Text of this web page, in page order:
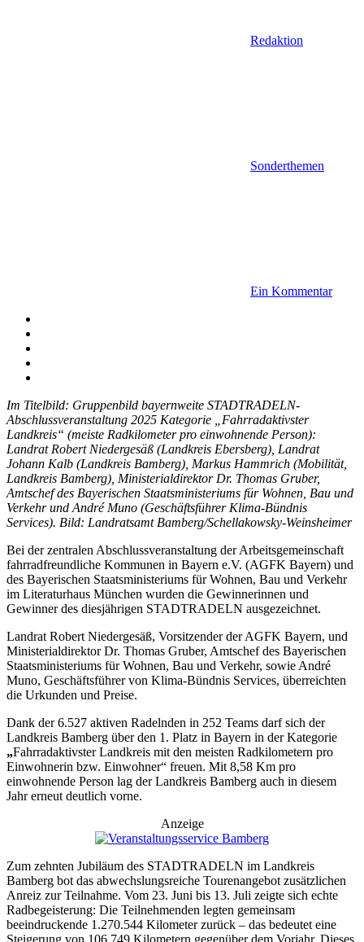
Redaktion
Sonderthemen
Ein Kommentar
Im Titelbild: Gruppenbild bayernweite STADTRADELN-
Abschlussveranstaltung 2025 Kategorie „Fahrradaktivster
Landkreis“ (meiste Radkilometer pro einwohnende Person):
Landrat Robert Niedergesäß (Landkreis Ebersberg), Landrat
Johann Kalb (Landkreis Bamberg), Markus Hammrich (Mobilität,
Landkreis Bamberg), Ministerialdirektor Dr. Thomas Gruber,
Amtschef des Bayerischen Staatsministeriums für Wohnen, Bau und
Verkehr und André Muno (Geschäftsführer Klima-Bündnis
Services). Bild: Landratsamt Bamberg/Schellakowsky-Weinsheimer
Bei der zentralen Abschlussveranstaltung der Arbeitsgemeinschaft
fahrradfreundliche Kommunen in Bayern e.V. (AGFK Bayern) und
des Bayerischen Staatsministeriums für Wohnen, Bau und Verkehr
im Literaturhaus München wurden die Gewinnerinnen und
Gewinner des diesjährigen STADTRADELN ausgezeichnet.
Landrat Robert Niedergesäß, Vorsitzender der AGFK Bayern, und
Ministerialdirektor Dr. Thomas Gruber, Amtschef des Bayerischen
Staatsministeriums für Wohnen, Bau und Verkehr, sowie André
Muno, Geschäftsführer von Klima-Bündnis Services, überreichten
die Urkunden und Preise.
Dank der 6.527 aktiven Radelnden in 252 Teams darf sich der
Landkreis Bamberg über den 1. Platz in Bayern in der Kategorie
„Fahrradaktivster Landkreis mit den meisten Radkilometern pro
Einwohnerin bzw. Einwohner“ freuen. Mit 8,58 Km pro
einwohnende Person lag der Landkreis Bamberg auch in diesem
Jahr erneut deutlich vorne.
Anzeige
Zum zehnten Jubiläum des STADTRADELN im Landkreis
Bamberg bot das abwechslungsreiche Tourenangebot zusätzlichen
Anreiz zur Teilnahme. Vom 23. Juni bis 13. Juli zeigte sich echte
Radbegeisterung: Die Teilnehmenden legten gemeinsam
beeindruckende 1.270.544 Kilometer zurück – das bedeutet eine